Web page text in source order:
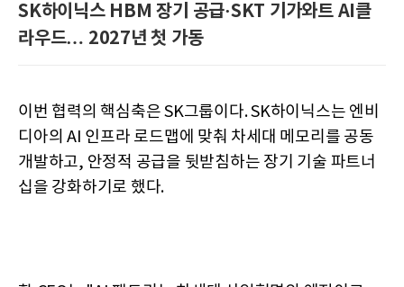
SK하이닉스 HBM 장기 공급·SKT 기가와트 AI클
라우드… 2027년 첫 가동
이번 협력의 핵심축은 SK그룹이다. SK하이닉스는 엔비
디아의 AI 인프라 로드맵에 맞춰 차세대 메모리를 공동
개발하고, 안정적 공급을 뒷받침하는 장기 기술 파트너
십을 강화하기로 했다.